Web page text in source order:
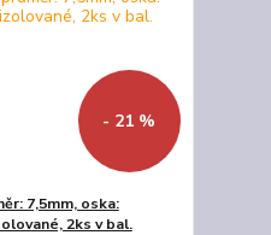
- 21 %
7,5mm, oska:
2ks v bal.